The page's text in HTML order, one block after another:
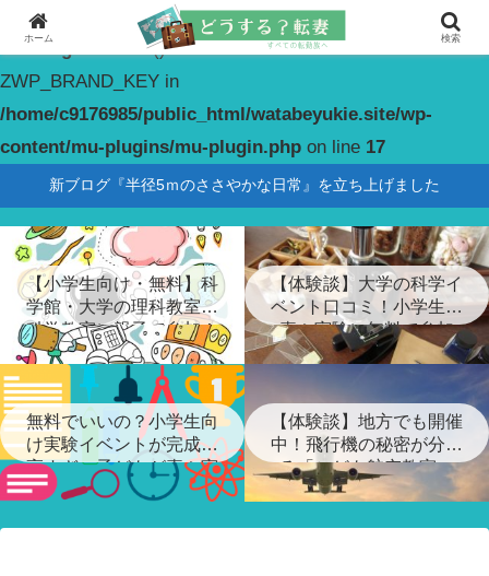
Warning
: constant(): Couldn't find constant
ZWP_BRAND_KEY in
/home/c9176985/public_html/watabeyukie.site/wp-
content/mu-plugins/mu-plugin.php on line 17
新ブログ『半径5ｍのささやかな日常』を立ち上げました
【小学生向け・無料】科
学館・大学の理科教室・
科学教室に親子で参加！
【体験談】大学の科学イ
ベント口コミ！小学生が
喜ぶ実験に無料で参加
無料でいいの？小学生向
け実験イベントが完成度
高すぎ…子どもが喜ぶ実
験ショー
【体験談】地方でも開催
中！飛行機の秘密が分か
る「こども航空教室」
ホーム 検索